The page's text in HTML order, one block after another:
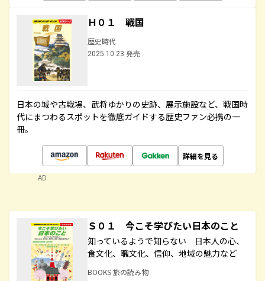
Ｈ０１ 戦国
歴史時代
2025.10.23 発売
日本の城や古戦場、武将ゆかりの史跡、展示施設など、戦国時
代にまつわるスポットを徹底ガイドする歴史ファン必携の一
冊。
詳細を見る
AD
Ｓ０１ 今こそ学びたい日本のこと
知っているようで知らない 日本人の心、
食文化、職文化、信仰、地域の魅力など
BOOKS 旅の読み物